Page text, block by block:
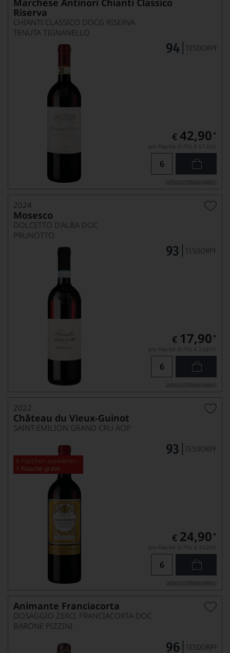
Marchese Antinori Chianti Classico
Riserva
CHIANTI CLASSICO DOCG RISERVA
TENUTA TIGNANELLO
€ 42,90 *
pro Flasche (0.75l), € 57,20/L
Lebensmittel­angaben
2024
Mosesco
DOLCETTO D'ALBA DOC
PRUNOTTO
€ 17,90 *
pro Flasche (0.75l), € 23,87/L
Lebensmittel­angaben
2022
Château du Vieux-Guinot
SAINT-EMILION GRAND CRU AOP
6 Flaschen auswählen -
1 Flasche gratis
€ 24,90 *
pro Flasche (0.75l), € 33,20/L
Lebensmittel­angaben
Animante Franciacorta
DOSAGGIO ZERO, FRANCIACORTA DOC
BARONE PIZZINI